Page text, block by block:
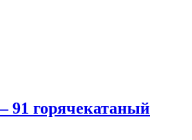
горячекатаный